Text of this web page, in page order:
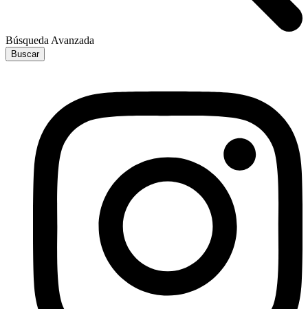
Búsqueda Avanzada
Buscar